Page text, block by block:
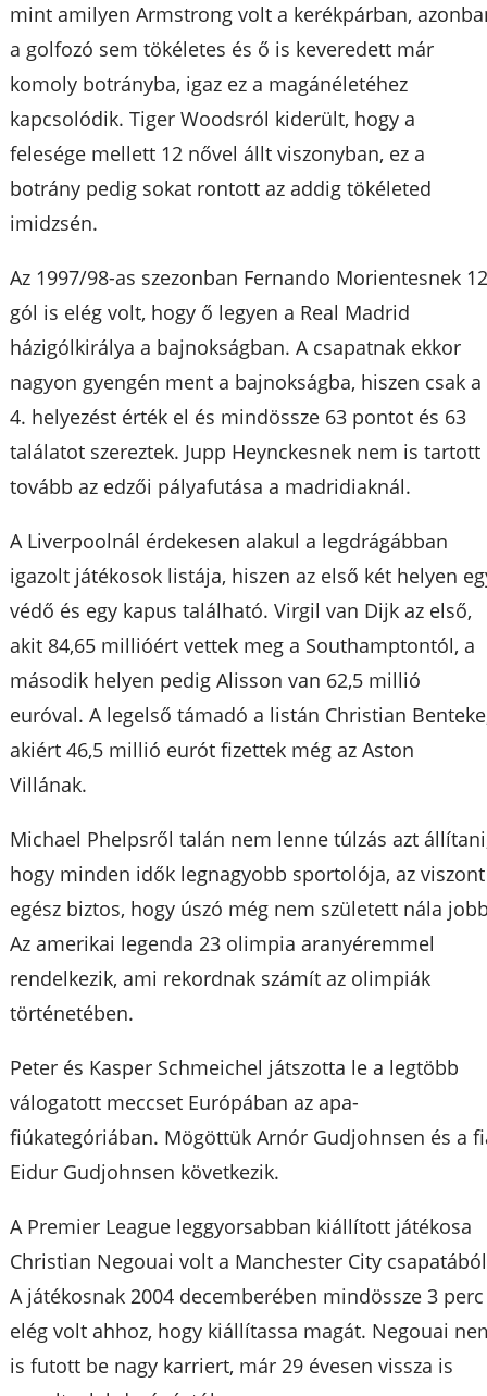
mint amilyen Armstrong volt a kerékpárban,
a golfozó sem tökéletes és ő is keveredett már
komoly botrányba, igaz ez a magánéletéhez
kapcsolódik. Tiger Woodsról kiderült, hogy a
felesége mellett 12 nővel állt viszonyban, ez a
botrány pedig sokat rontott az addig tökéleted
imidzsén.
Az 1997/98-as szezonban Fernando Morientesnek
gól is elég volt, hogy ő legyen a Real Madrid
házigólkirálya a bajnokságban. A csapatnak ekkor
nagyon gyengén ment a bajnokságba, hiszen csak a
4. helyezést érték el és mindössze 63 pontot és 63
találatot szereztek. Jupp Heynckesnek nem is tartott
tovább az edzői pályafutása a madridiaknál.
A Liverpoolnál érdekesen alakul a legdrágábban
igazolt játékosok listája, hiszen az első két helyen
védő és egy kapus található. Virgil van Dijk az első,
akit 84,65 millióért vettek meg a Southamptontól, a
második helyen pedig Alisson van 62,5 millió
euróval. A legelső támadó a listán Christian
akiért 46,5 millió eurót fizettek még az Aston
Villának.
Michael Phelpsről talán nem lenne túlzás azt
hogy minden idők legnagyobb sportolója, az viszont
egész biztos, hogy úszó még nem született nála
Az amerikai legenda 23 olimpia aranyéremmel
rendelkezik, ami rekordnak számít az olimpiák
történetében.
Peter és Kasper Schmeichel játszotta le a legtöbb
válogatott meccset Európában az apa-
fiúkategóriában. Mögöttük Arnór Gudjohnsen és a
Eidur Gudjohnsen következik.
A Premier League leggyorsabban kiállított játékosa
Christian Negouai volt a Manchester City
A játékosnak 2004 decemberében mindössze 3 perc
elég volt ahhoz, hogy kiállítassa magát. Negouai
is futott be nagy karriert, már 29 évesen vissza is